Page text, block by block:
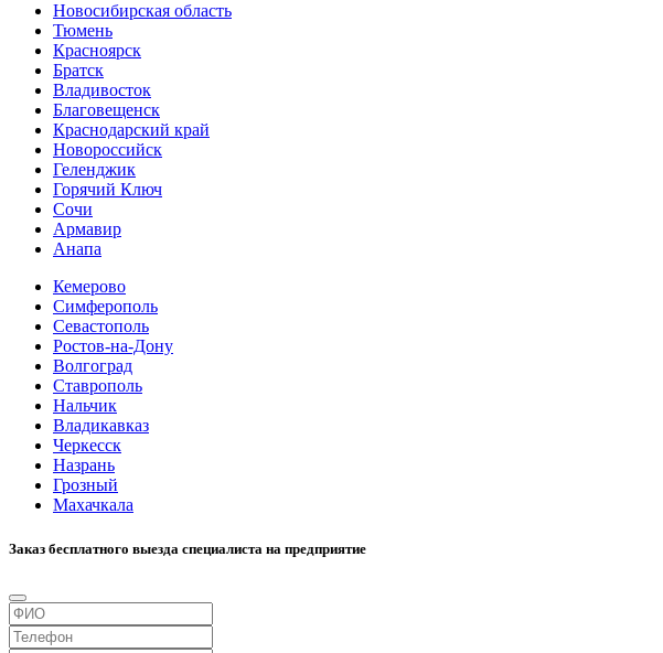
Новосибирская область
Тюмень
Красноярск
Братск
Владивосток
Благовещенск
Краснодарский край
Новороссийск
Геленджик
Горячий Ключ
Сочи
Армавир
Анапа
Кемерово
Симферополь
Севастополь
Ростов-на-Дону
Волгоград
Ставрополь
Нальчик
Владикавказ
Черкесск
Назрань
Грозный
Махачкала
Заказ бесплатного выезда специалиста на предприятие